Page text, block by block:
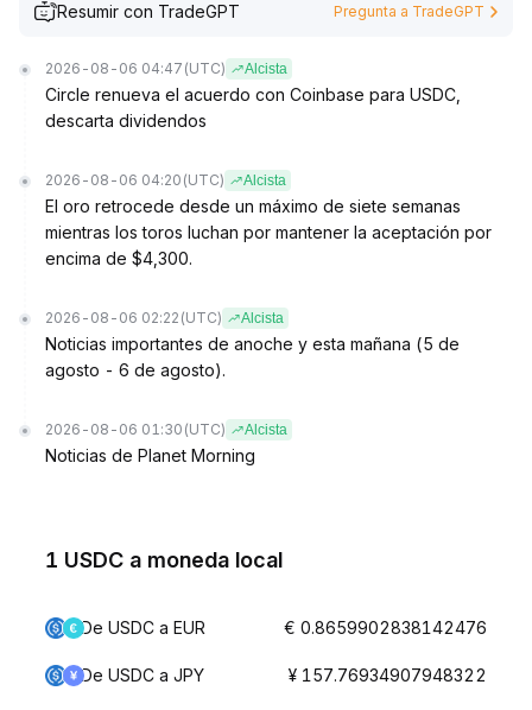
Resumir con TradeGPT Pregunta a TradeGPT
2026-08-06 04:47 (UTC) Alcista
Circle renueva el acuerdo con Coinbase para USDC,
descarta dividendos
2026-08-06 04:20 (UTC) Alcista
El oro retrocede desde un máximo de siete semanas
mientras los toros luchan por mantener la aceptación por
encima de $4,300.
2026-08-06 02:22 (UTC) Alcista
Noticias importantes de anoche y esta mañana (5 de
agosto - 6 de agosto).
2026-08-06 01:30 (UTC) Alcista
Noticias de Planet Morning
1 USDC a moneda local
De USDC a EUR € 0.8659902838142476
De USDC a JPY ¥ 157.76934907948322